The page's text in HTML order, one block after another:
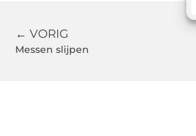
← VORIG
Messen slijpen